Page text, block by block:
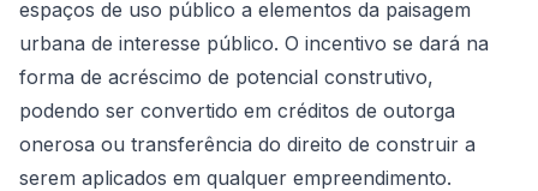
espaços de uso público a elementos da paisagem
urbana de interesse público. O incentivo se dará na
forma de acréscimo de potencial construtivo,
podendo ser convertido em créditos de outorga
onerosa ou transferência do direito de construir a
serem aplicados em qualquer empreendimento.